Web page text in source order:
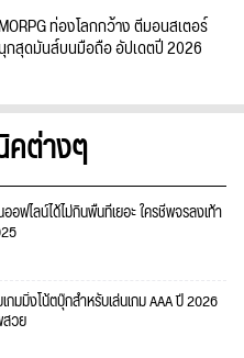
ท่องโลกกว้าง ตีมอนสเตอร์
กสุดมันส์บนมือถือ อัปเดตปี 2026
ต่างๆ
ฟไลน์ได้ไม่กินพื้นที่เยอะ ใครชีพจรลงเท้า
กมมิ่งโน้ตบุ๊กสำหรับเล่นเกม AAA ปี 2026
สวย